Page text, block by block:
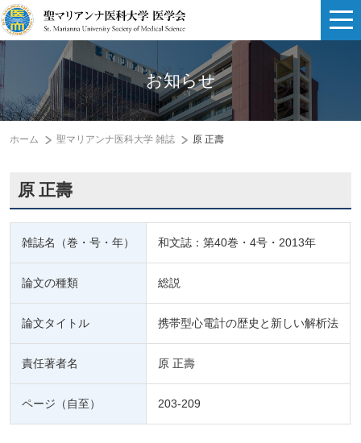
お知らせ
ホーム 聖マリアンナ医科大学 雑誌 原 正壽
原 正壽
雑誌名（巻・号・年） 和文誌：第40巻・4号・2013年
論文の種類 総説
論文タイトル 携帯型心電計の歴史と新しい解析法
責任著者名 原 正壽
ページ（自至） 203-209